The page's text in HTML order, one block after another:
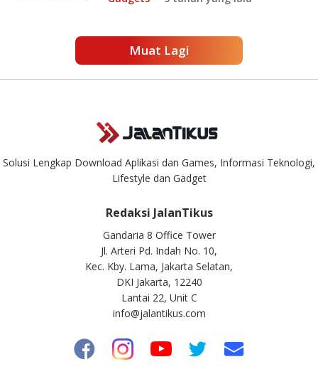
Muat Lagi
Solusi Lengkap Download Aplikasi dan Games, Informasi Teknologi,
Lifestyle dan Gadget
Redaksi JalanTikus
Gandaria 8 Office Tower
Jl. Arteri Pd. Indah No. 10,
Kec. Kby. Lama, Jakarta Selatan,
DKI Jakarta, 12240
Lantai 22, Unit C
info@jalantikus.com